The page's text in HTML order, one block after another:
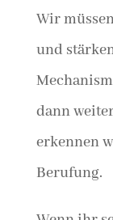
Wir
und
dann
erkennen
Berufung.